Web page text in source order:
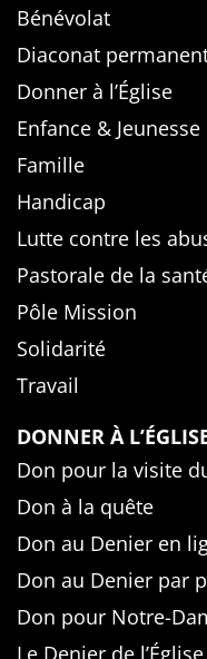
Bénévolat
Diaconat
Donner à l’Église
Enfance & Jeunesse
Famille
Handicap
Lutte contre les
Pastorale de la
Pôle Mission
Solidarité
Travail
DONNER À
Don pour la visite
Don à la quête
Don au Denier en
Don au Denier par
Don pour Notre-